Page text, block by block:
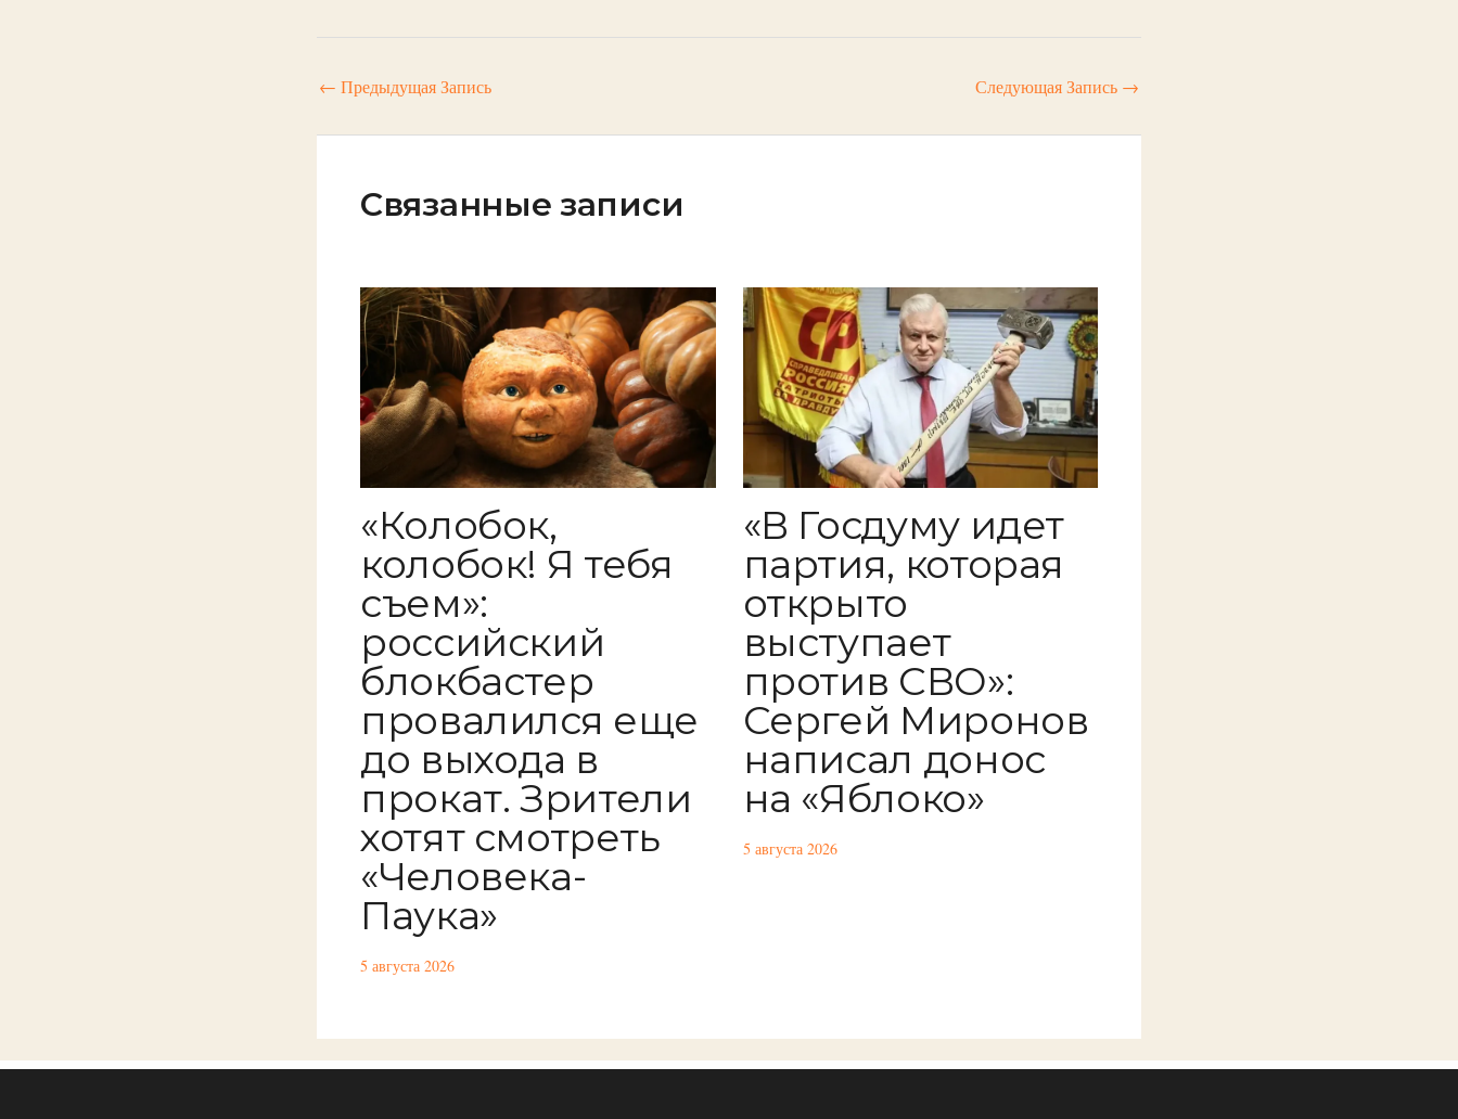
← Предыдущая Запись Следующая Запись →
Связанные записи
«Колобок,
колобок! Я тебя
съем»:
российский
блокбастер
провалился еще
до выхода в
прокат. Зрители
хотят смотреть
«Человека-
Паука»
5 августа 2026
«В Госдуму идет
партия, которая
открыто
выступает
против СВО»:
Сергей Миронов
написал донос
на «Яблоко»
5 августа 2026